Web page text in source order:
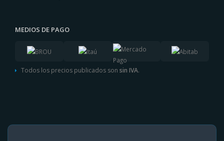
MEDIOS DE PAGO
Todos los precios publicados son sin IVA.